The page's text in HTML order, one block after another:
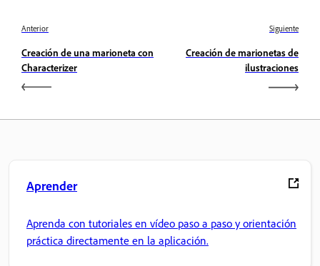
Anterior
Creación de una marioneta con
Characterizer
Siguiente
Creación de marionetas de
ilustraciones
Aprender
Aprenda con tutoriales en vídeo paso a paso y orientación
práctica directamente en la aplicación.